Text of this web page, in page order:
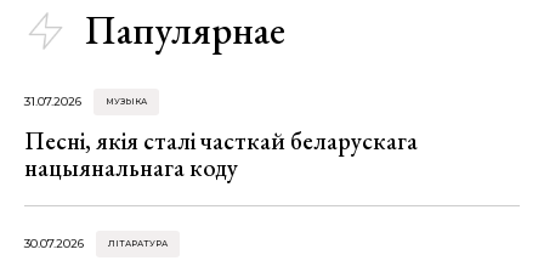
Папулярнае
31.07.2026 МУЗЫКА
Песні, якія сталі часткай беларускага
нацыянальнага коду
30.07.2026 ЛІТАРАТУРА